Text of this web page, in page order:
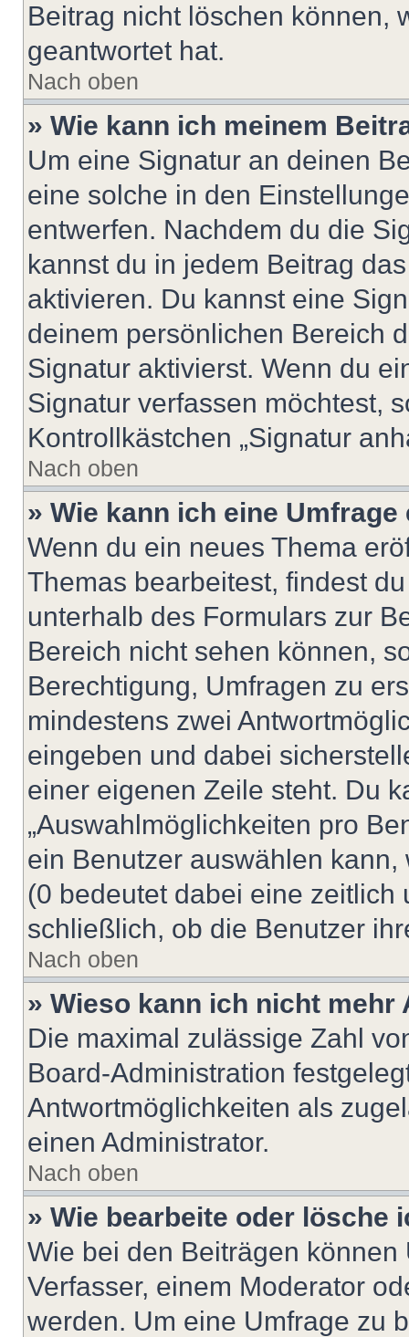
Beitrag nicht löschen können,
geantwortet hat.
Nach oben
» Wie kann ich meinem
Um eine Signatur an deinen
eine solche in den
entwerfen. Nachdem du die
kannst du in jedem Beitrag
aktivieren. Du kannst eine
deinem persönlichen Bereich
Signatur aktivierst. Wenn du
Signatur verfassen möchtest,
Kontrollkästchen „Signatur
Nach oben
» Wie kann ich eine
Wenn du ein neues Thema
Themas bearbeitest, findest
unterhalb des Formulars zur
Bereich nicht sehen können,
Berechtigung, Umfragen zu
mindestens zwei
eingeben und dabei
einer eigenen Zeile steht. Du
„Auswahlmöglichkeiten pro
ein Benutzer auswählen
(0 bedeutet dabei eine zeitlich
schließlich, ob die Benutzer
Nach oben
» Wieso kann ich nicht
Die maximal zulässige Zahl
Board-Administration
Antwortmöglichkeiten als
einen Administrator.
Nach oben
» Wie bearbeite oder lösche
Wie bei den Beiträgen
Verfasser, einem Moderator
werden. Um eine Umfrage zu